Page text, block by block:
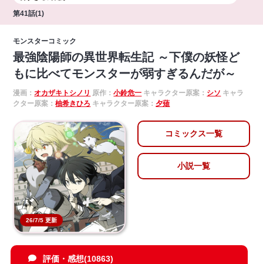
第41話(1)
モンスターコミック
最強陰陽師の異世界転生記 ～下僕の妖怪ど
もに比べてモンスターが弱すぎるんだが～
漫画：オカザキトシノリ 原作：小鈴危一 キャラクター原案： シソ キャラ
クター原案：柚希きひろ キャラクター原案： 夕薙
26/7/5 更新
コミックス一覧
小説一覧
評価・感想(10863)